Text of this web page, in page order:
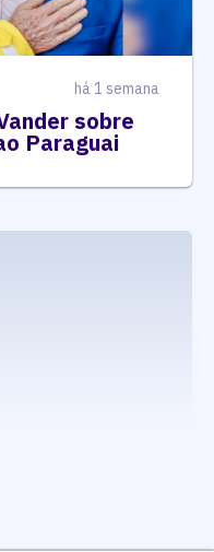
há 1 semana
sobre
Paraguai